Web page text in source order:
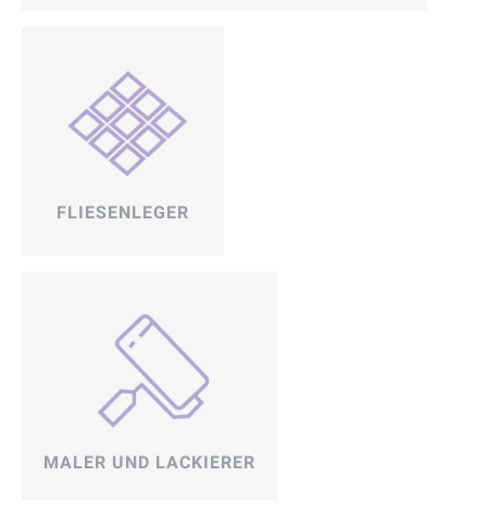
FLIESENLEGER
MALER UND LACKIERER